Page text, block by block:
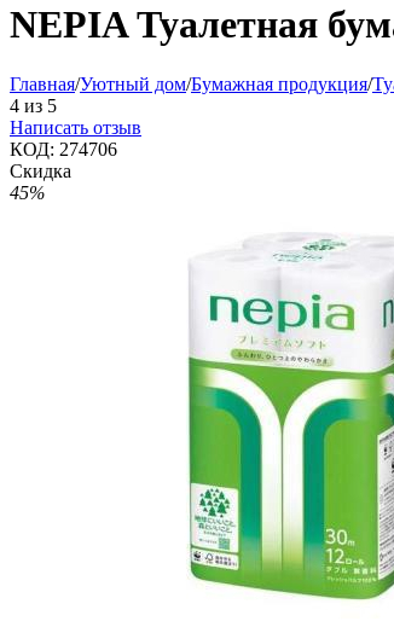
NEPIA Туалетная
Главная/Уютный дом/Бумажная продукция/
4 из 5
Написать отзыв
КОД: 274706
Скидка
45%